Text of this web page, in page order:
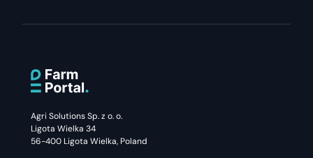
Agri Solutions Sp. z o. o.
Ligota Wielka 34
56-400 Ligota Wielka, Poland